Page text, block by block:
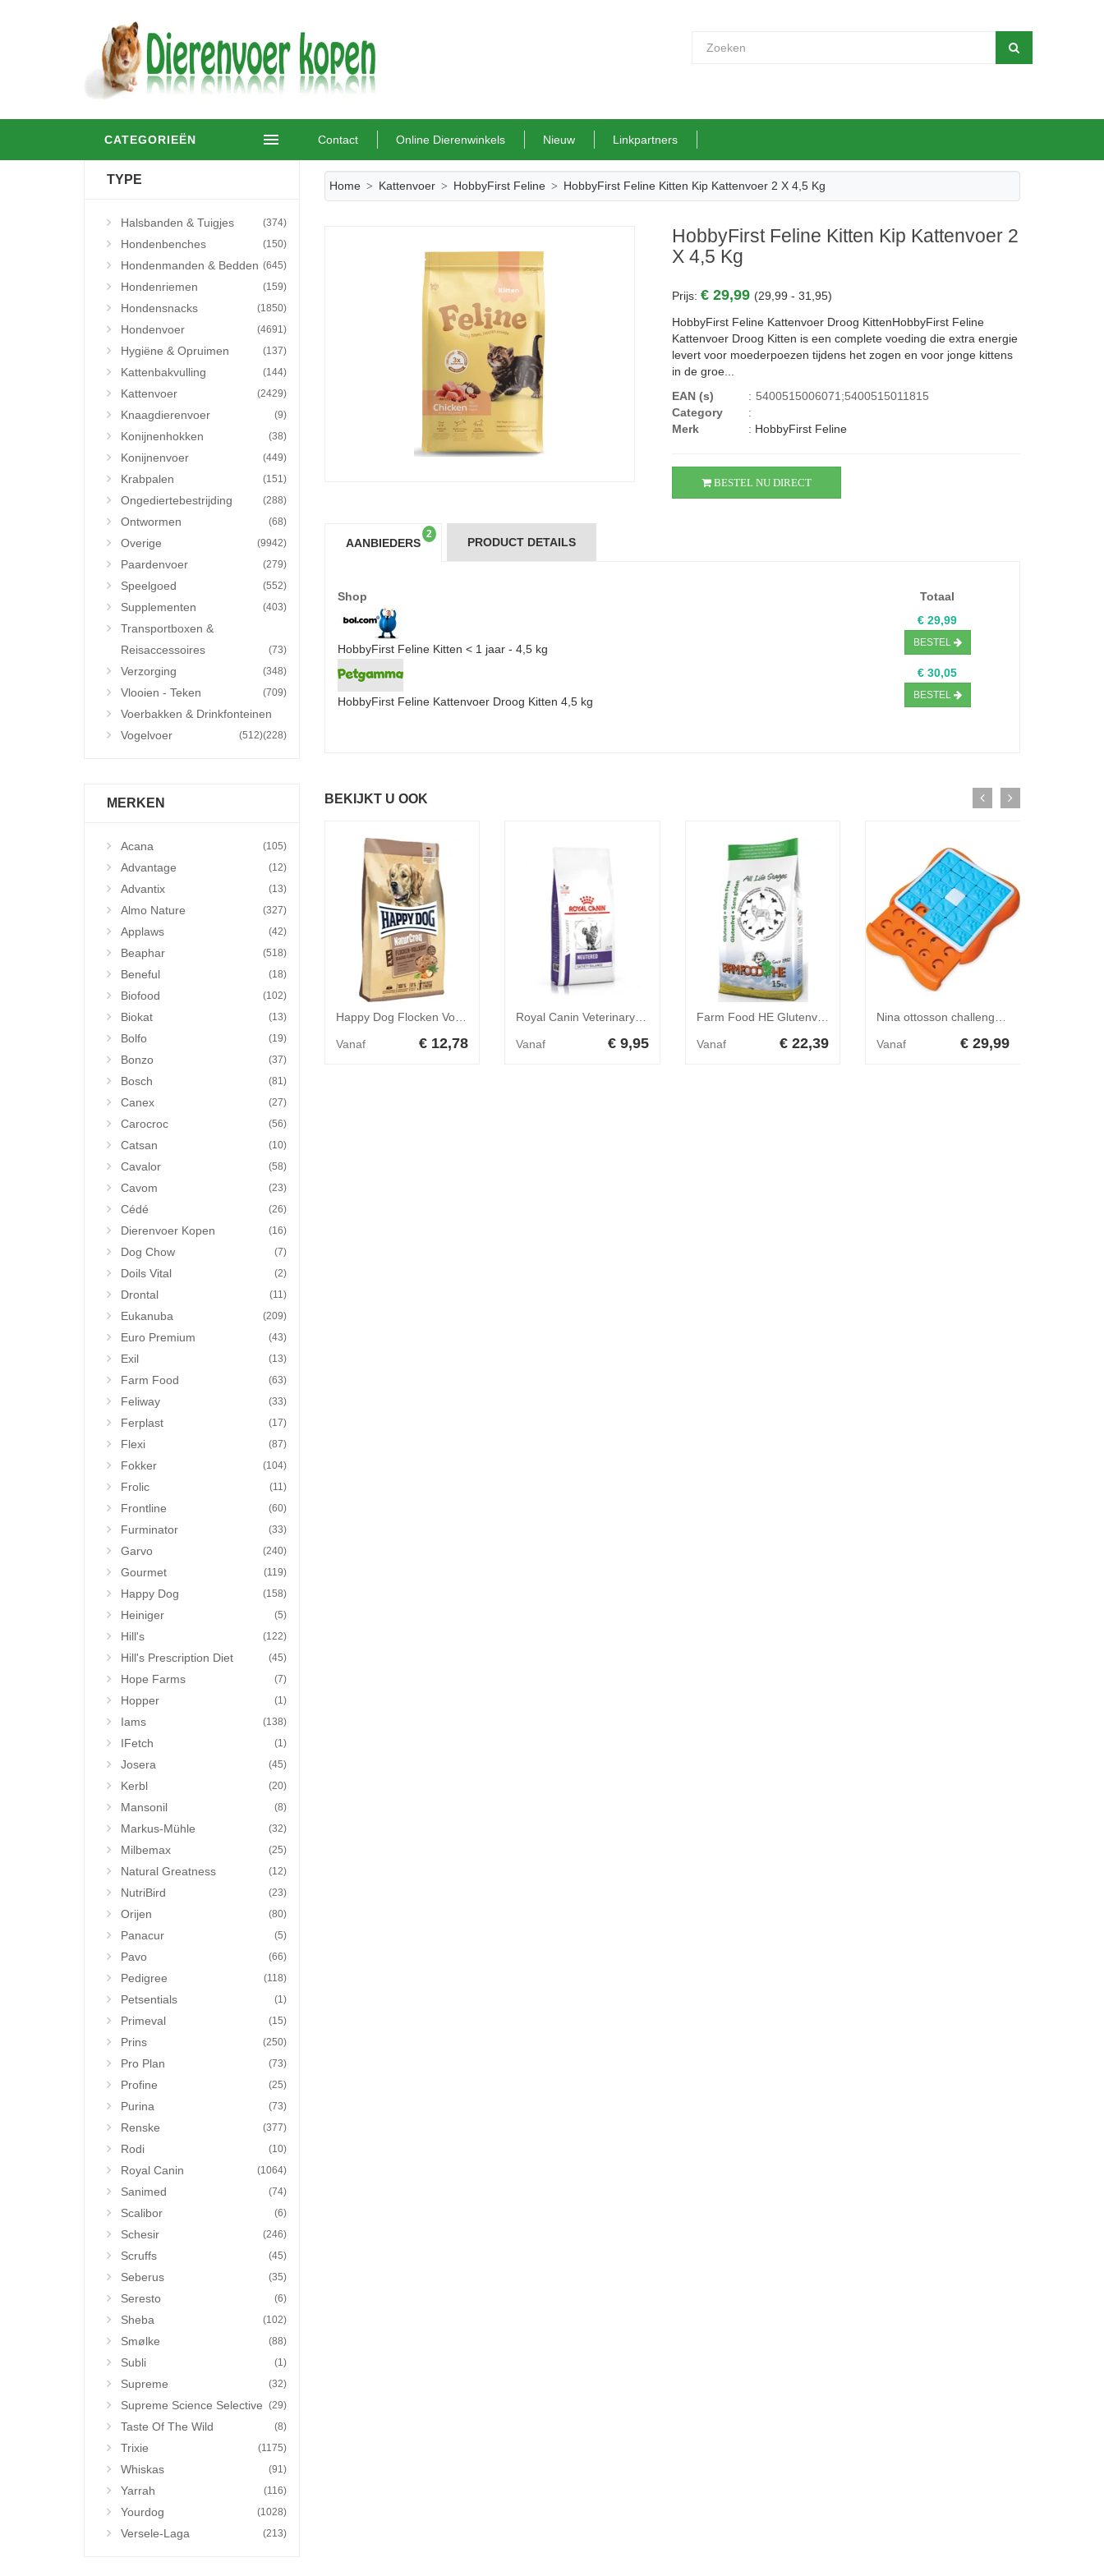
CATEGORIEËN Contact Online Dierenwinkels Nieuw Linkpartners
TYPE
Halsbanden & Tuigjes (374)
Hondenbenches (150)
Hondenmanden & Bedden (645)
Hondenriemen (159)
Hondensnacks (1850)
Hondenvoer (4691)
Hygiëne & Opruimen (137)
Kattenbakvulling (144)
Kattenvoer (2429)
Knaagdierenvoer (9)
Konijnenhokken (38)
Konijnenvoer (449)
Krabpalen (151)
Ongediertebestrijding (288)
Ontwormen (68)
Overige (9942)
Paardenvoer (279)
Speelgoed (552)
Supplementen (403)
Transportboxen &
Reisaccessoires
(73)
Verzorging (348)
Vlooien - Teken (709)
Voerbakken & Drinkfonteinen
(228)
Vogelvoer (512)
MERKEN
Acana (105)
Advantage (12)
Advantix (13)
Almo Nature (327)
Applaws (42)
Beaphar (518)
Beneful (18)
Biofood (102)
Biokat (13)
Bolfo (19)
Bonzo (37)
Bosch (81)
Canex (27)
Carocroc (56)
Catsan (10)
Cavalor (58)
Cavom (23)
Cédé (26)
Dierenvoer Kopen (16)
Dog Chow (7)
Doils Vital (2)
Drontal (11)
Eukanuba (209)
Euro Premium (43)
Exil (13)
Farm Food (63)
Feliway (33)
Ferplast (17)
Flexi (87)
Fokker (104)
Frolic (11)
Frontline (60)
Furminator (33)
Garvo (240)
Gourmet (119)
Happy Dog (158)
Heiniger (5)
Hill's (122)
Hill's Prescription Diet (45)
Hope Farms (7)
Hopper (1)
Iams (138)
IFetch (1)
Josera (45)
Kerbl (20)
Mansonil (8)
Markus-Mühle (32)
Milbemax (25)
Natural Greatness (12)
NutriBird (23)
Orijen (80)
Panacur (5)
Pavo (66)
Pedigree (118)
Petsentials (1)
Primeval (15)
Prins (250)
Pro Plan (73)
Profine (25)
Purina (73)
Renske (377)
Rodi (10)
Royal Canin (1064)
Sanimed (74)
Scalibor (6)
Schesir (246)
Scruffs (45)
Seberus (35)
Seresto (6)
Sheba (102)
Smølke (88)
Subli (1)
Supreme (32)
Supreme Science Selective (29)
Taste Of The Wild (8)
Trixie (1175)
Whiskas (91)
Yarrah (116)
Yourdog (1028)
Versele-Laga (213)
Home Kattenvoer HobbyFirst Feline HobbyFirst Feline Kitten Kip Kattenvoer 2 X 4,5 Kg
HobbyFirst Feline Kitten Kip Kattenvoer 2
X 4,5 Kg
Prijs:€ 29,99 (29,99 - 31,95)
HobbyFirst Feline Kattenvoer Droog KittenHobbyFirst Feline
Kattenvoer Droog Kitten is een complete voeding die extra energie
levert voor moederpoezen tijdens het zogen en voor jonge kittens
in de groe...
EAN (s)
: 5400515006071;5400515011815
Category
:
Merk
: HobbyFirst Feline
BESTEL NU DIRECT
AANBIEDERS
2
PRODUCT DETAILS
Shop Totaal
HobbyFirst Feline Kitten < 1 jaar - 4,5 kg
€ 29,99
BESTEL
HobbyFirst Feline Kattenvoer Droog Kitten 4,5 kg
€ 30,05
BESTEL
BEKIJKT U OOK
Happy Dog Flocken Vollkost 1,5 kg
Vanaf € 12,78 Vanaf € 9,95
Farm Food HE Glutenvrij Hond 4 kg
Vanaf € 22,39 Vanaf € 29,99